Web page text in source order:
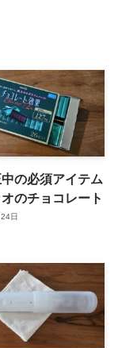
の必須アイテム
のチョコレート
日